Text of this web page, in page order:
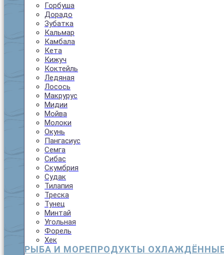
Горбуша
Дорадо
Зубатка
Кальмар
Камбала
Кета
Кижуч
Коктейль
Ледяная
Лосось
Макрурус
Мидии
Мойва
Молоки
Окунь
Пангасиус
Семга
Сибас
Скумбрия
Судак
Тилапия
Треска
Тунец
Минтай
Угольная
Форель
Хек
РЫБА И МОРЕПРОДУКТЫ